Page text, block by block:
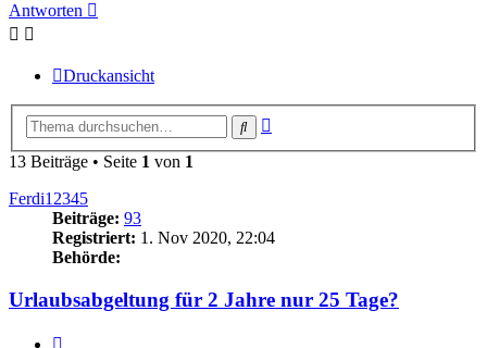
Antworten
Druckansicht
Suche
13 Beiträge • Seite 1 von 1
Ferdi12345
Beiträge: 93
Registriert: 1. Nov 2020, 22:04
Behörde:
Urlaubsabgeltung für 2 Jahre nur 25 Tage?